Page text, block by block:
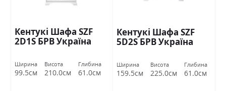
Кентукі Шафа SZF
2D1S БРВ Україна
Ширина
99.5см
Висота
210.0см
Глибина
61.0см
Кентукі Шафа SZF
5D2S БРВ Україна
Ширина
159.5см
Висота
225.0см
Глибина
61.0см